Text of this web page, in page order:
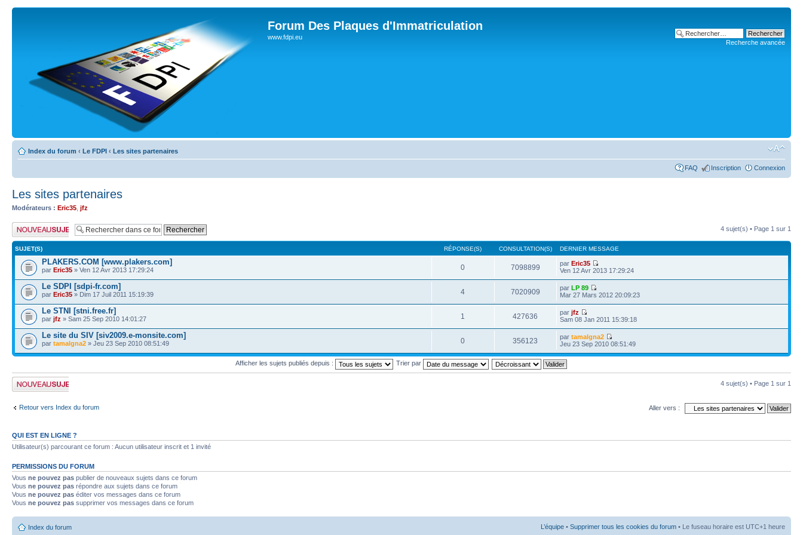
Forum Des Plaques d'Immatriculation
www.fdpi.eu
Recherche avancée
Index du forum ‹ Le FDPI ‹ Les sites partenaires
FAQ Inscription Connexion
Les sites partenaires
Modérateurs : Eric35 jfz
Publier un nouveau
sujet
4 sujet(s) • Page 1 sur 1
SUJET(S) RÉPONSE(S) CONSULTATION(S) DERNIER MESSAGE
PLAKERS.COM [www.plakers.com]
par Eric35 » Ven 12 Avr 2013 17:29:24 0 7098899 parEric35
Ven 12 Avr 2013 17:29:24
Le SDPI [sdpi-fr.com]
par Eric35 » Dim 17 Juil 2011 15:19:39 4 7020909 parLP 89
Mar 27 Mars 2012 20:09:23
Le STNI [stni.free.fr]
par jfz » Sam 25 Sep 2010 14:01:27 1 427636 parjfz
Sam 08 Jan 2011 15:39:18
Le site du SIV [siv2009.e-monsite.com]
par tamalgna2 » Jeu 23 Sep 2010 08:51:49 0 356123 partamalgna2
Jeu 23 Sep 2010 08:51:49
Afficher les sujets publiés depuis : Trier par
Publier un nouveau
sujet
4 sujet(s) • Page 1 sur 1
Retour vers Index du forum Aller vers :
QUI EST EN LIGNE ?
Utilisateur(s) parcourant ce forum : Aucun utilisateur inscrit et 1 invité
PERMISSIONS DU FORUM
Vous ne pouvez pas publier de nouveaux sujets dans ce forum
Vous ne pouvez pas répondre aux sujets dans ce forum
Vous ne pouvez pas éditer vos messages dans ce forum
Vous ne pouvez pas supprimer vos messages dans ce forum
Index du forum L’équipe • Supprimer tous les cookies du forum • Le fuseau horaire est UTC+1 heure